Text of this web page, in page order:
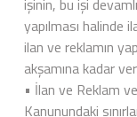
işinin, bu işi
yapılması halinde
ilan ve reklamın
akşamına kadar
• İlan ve Reklam
Kanunundaki